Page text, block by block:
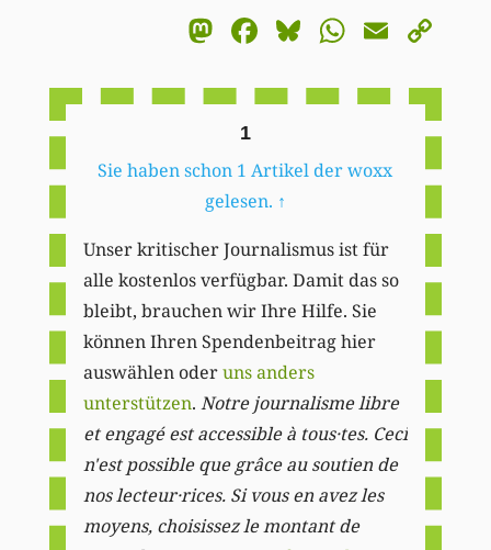
Mastodon
Facebook
BlueskyEmail
1
Sie haben schon 1 Artikel der woxx
gelesen. ↑
Unser kritischer Journalismus ist für
alle kostenlos verfügbar. Damit das so
bleibt, brauchen wir Ihre Hilfe. Sie
können Ihren Spendenbeitrag hier
auswählen oderuns anders
unterstützen. Notre journalisme libre
et engagé est accessible à tous·tes. Ceci
n'est possible que grâce au soutien de
nos lecteur·rices. Si vous en avez les
moyens, choisissez le montant de